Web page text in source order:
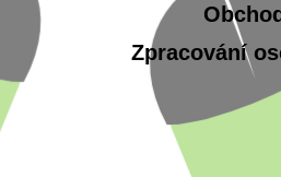
Zpracování